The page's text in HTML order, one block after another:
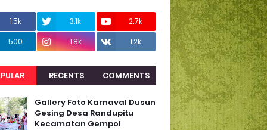
1.5k 3.1k
2.7k
500
1.8k 1.2k
RECENTS COMMENTS
Gallery Foto Karnaval Dusun
Gesing Desa Randupitu
Kecamatan Gempol